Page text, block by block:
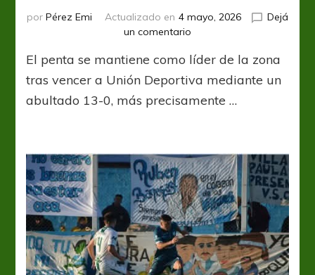
por Pérez Emi Actualizado en 4 mayo, 2026
Dejá
un comentario
la
segunda
del
El penta se mantiene como líder de la zona
tras vencer a Unión Deportiva mediante un
abultado 13-0, más precisamente …